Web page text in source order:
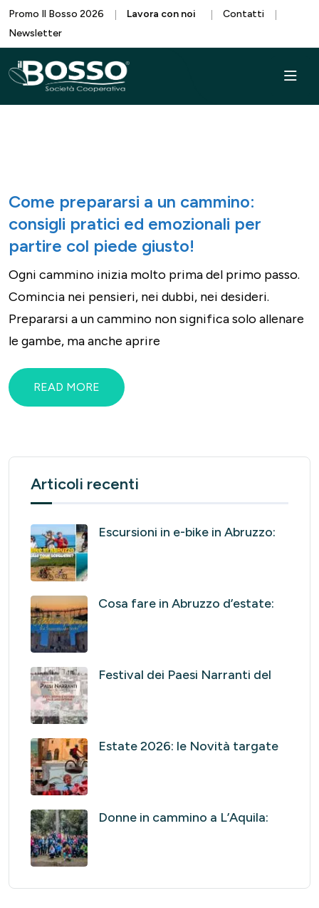
Promo Il Bosso 2026 Lavora con noi
Contatti
Newsletter
Come prepararsi a un cammino:
consigli pratici ed emozionali per
partire col piede giusto!
Ogni cammino inizia molto prima del primo passo.
Comincia nei pensieri, nei dubbi, nei desideri.
Prepararsi a un cammino non significa solo allenare
le gambe, ma anche aprire
READ MORE
Articoli recenti
Escursioni in e-bike in Abruzzo:
Cosa fare in Abruzzo d’estate:
Festival dei Paesi Narranti del
Estate 2026: le Novità targate
Donne in cammino a L’Aquila: